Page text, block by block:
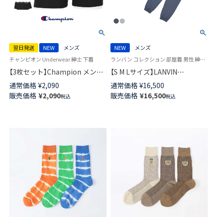
翌日発送 NEW
メンズ
チャンピオン Underwear 紳士 下着
【3枚セット】Champion メンズ
ボクサーパンツ 抗菌防臭 前閉
じ Cotton Stretch Trunk チャ
ンピオン 【365日最短翌日発送】
通常価格 ¥2,090
販売価格 ¥2,090税込
NEW
メンズ
ランバン コレクション 部屋着 男性 紳士 ラウンジウェア
【S M Lサイズ】LANVIN
COLLECTION パジャマ 上下セ
ット 天竺無地 長袖 長丈パンツ
前ボタン 前開き メンズ
通常価格 ¥16,500
販売価格 ¥16,500税込